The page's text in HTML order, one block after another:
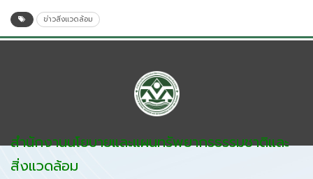
ข่าวสิ่งแวดล้อม
สำนักงานนโยบายและแผนทรัพยากรธรรมชาติและ
สิ่งแวดล้อม